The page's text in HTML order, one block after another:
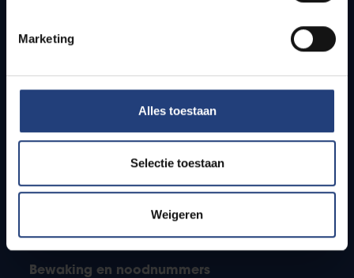
Marketing
Alles toestaan
Selectie toestaan
Weigeren
Studenten
PhD-studenten
Leerkrachten en secundaire scholen
Bewaking en noodnummers